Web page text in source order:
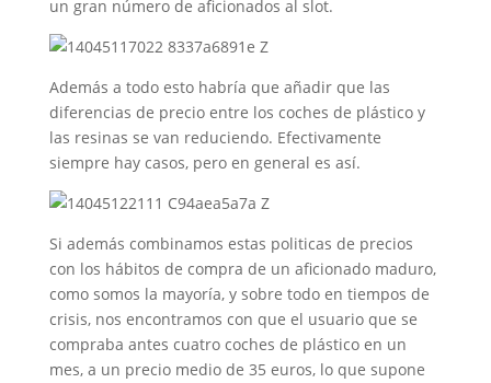
un gran número de aficionados al slot.
Además a todo esto habría que añadir que las
diferencias de precio entre los coches de plástico y
las resinas se van reduciendo. Efectivamente
siempre hay casos, pero en general es así.
Si además combinamos estas politicas de precios
con los hábitos de compra de un aficionado maduro,
como somos la mayoría, y sobre todo en tiempos de
crisis, nos encontramos con que el usuario que se
compraba antes cuatro coches de plástico en un
mes, a un precio medio de 35 euros, lo que supone